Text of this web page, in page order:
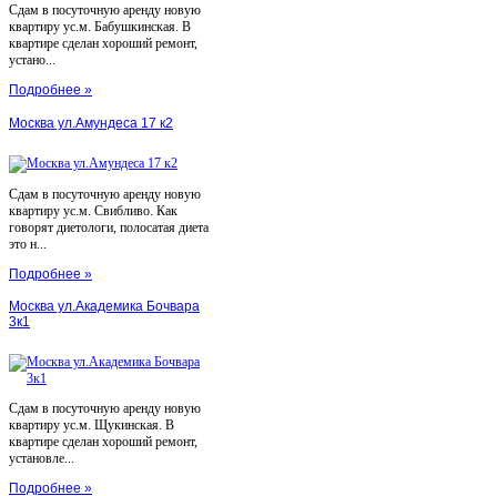
Сдам в посуточную аренду новую
квартиру ус.м. Бабушкинская. В
квартире сделан хороший ремонт,
устано...
Подробнее »
Москва ул.Амундеса 17 к2
Сдам в посуточную аренду новую
квартиру ус.м. Свибливо. Как
говорят диетологи, полосатая диета
это н...
Подробнее »
Москва ул.Академика Бочвара
3к1
Сдам в посуточную аренду новую
квартиру ус.м. Щукинская. В
квартире сделан хороший ремонт,
установле...
Подробнее »